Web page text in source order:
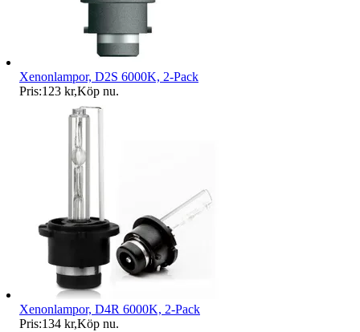
Xenonlampor, D2S 6000K, 2-Pack
Pris:123 kr,Köp nu.
Xenonlampor, D4R 6000K, 2-Pack
Pris:134 kr,Köp nu.